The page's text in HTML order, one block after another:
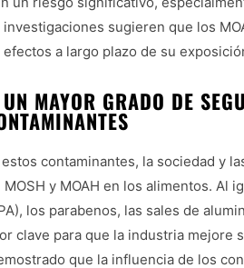
sugieren que los
a largo plazo de su
MAYOR GRADO DE
contaminantes, la sociedad y
y MOAH en los alimentos. Al
los parabenos, las sales de
clave para que la industria mejore
que la influencia de los